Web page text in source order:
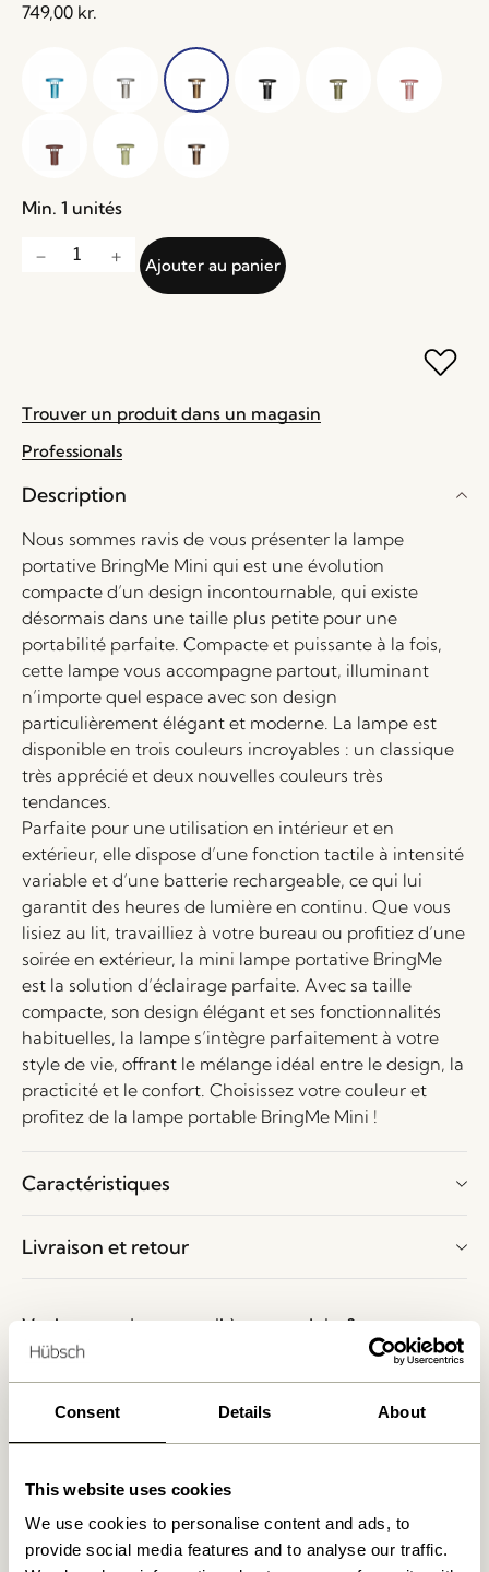
Consent Details About
This website uses cookies
We use cookies to personalise content and ads, to
provide social media features and to analyse our traffic.
749,00 kr.
Min. 1 unités
Ajouter au panier
Trouver un produit dans un magasin
Professionals
Description
Nous sommes ravis de vous présenter la lampe
portative BringMe Mini qui est une évolution
compacte d’un design incontournable, qui existe
désormais dans une taille plus petite pour une
portabilité parfaite. Compacte et puissante à la fois,
cette lampe vous accompagne partout, illuminant
n’importe quel espace avec son design
particulièrement élégant et moderne. La lampe est
disponible en trois couleurs incroyables : un classique
très apprécié et deux nouvelles couleurs très
tendances.
Parfaite pour une utilisation en intérieur et en
extérieur, elle dispose d’une fonction tactile à intensité
variable et d’une batterie rechargeable, ce qui lui
garantit des heures de lumière en continu. Que vous
lisiez au lit, travailliez à votre bureau ou profitiez d’une
soirée en extérieur, la mini lampe portative BringMe
est la solution d’éclairage parfaite. Avec sa taille
compacte, son design élégant et ses fonctionnalités
habituelles, la lampe s’intègre parfaitement à votre
style de vie, offrant le mélange idéal entre le design, la
practicité et le confort. Choisissez votre couleur et
profitez de la lampe portable BringMe Mini !
Caractéristiques
Livraison et retour
Voulez-vous jeter un œil à nos produits ?
Veuillez écrire à
shop@hubsch-interior.comou
appeler notre service client à+45 44 22 68 88pour
prendre rendez-vous et nous visitez au showroom à
Herning, Danemark.
Retour 30 jours
Livraison gratuite à partir de499 DKK *